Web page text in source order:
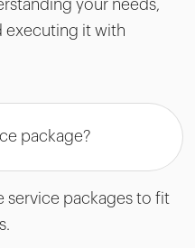
your needs,
executing it with
package?
service packages to fit